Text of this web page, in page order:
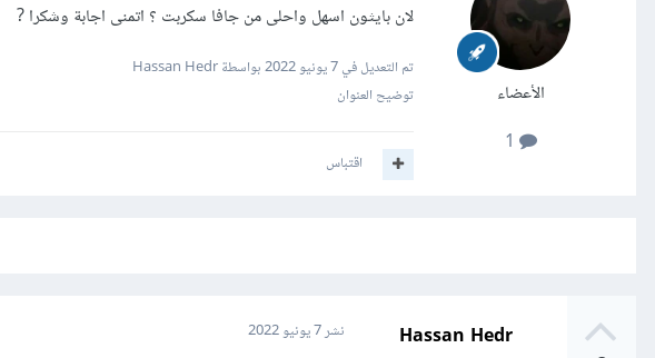
الأعضاء
لان بايثون اسهل واحلى من جافا سكربت ؟ اتمنى اجابة وشكرا ?
تم التعديل في7 يونيو 2022
بواسطة Hassan Hedr
توضيح العنوان
اقتباس
Hassan Hedr نشر7 يونيو 2022